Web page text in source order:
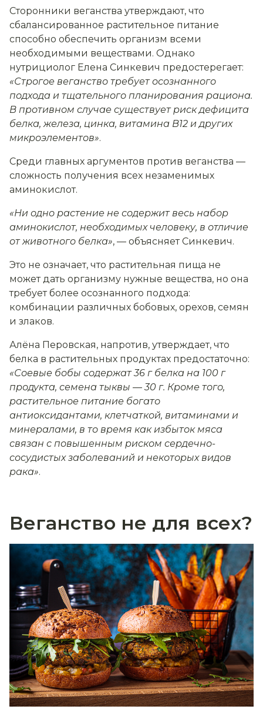
Сторонники веганства утверждают, что
сбалансированное растительное питание
способно обеспечить организм всеми
необходимыми веществами. Однако
нутрициолог Елена Синкевич предостерегает:
«Строгое веганство требует осознанного
подхода и тщательного планирования рациона.
В противном случае существует риск дефицита
белка, железа, цинка, витамина B12 и других
микроэлементов».
Среди главных аргументов против веганства —
сложность получения всех незаменимых
аминокислот.
«Ни одно растение не содержит весь набор
аминокислот, необходимых человеку, в отличие
от животного белка», — объясняет Синкевич.
Это не означает, что растительная пища не
может дать организму нужные вещества, но она
требует более осознанного подхода:
комбинации различных бобовых, орехов, семян
и злаков.
Алёна Перовская, напротив, утверждает, что
белка в растительных продуктах предостаточно:
«Соевые бобы содержат 36 г белка на 100 г
продукта, семена тыквы — 30 г. Кроме того,
растительное питание богато
антиоксидантами, клетчаткой, витаминами и
минералами, в то время как избыток мяса
связан с повышенным риском сердечно-
сосудистых заболеваний и некоторых видов
рака».
Веганство не для всех?